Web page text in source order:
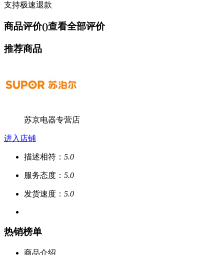
支持极速退款
商品评价()查看全部评价
推荐商品
苏京电器专营店
进入店铺
描述相符： 5.0
服务态度： 5.0
发货速度： 5.0
热销榜单
商品介绍